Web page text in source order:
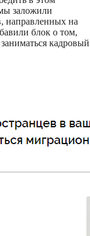
заложили
направленных на
блок о том,
кадровый